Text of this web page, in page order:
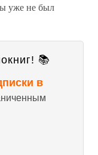
уже не был
📚
в